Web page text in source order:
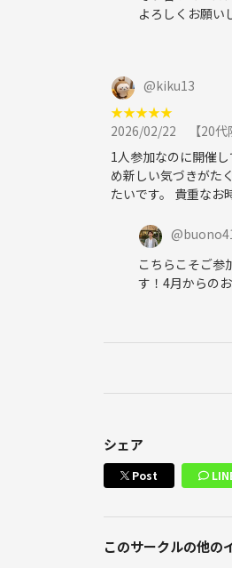
よろしくお願い
@kiku13
★★★★★
2026/02/22
【20
1人参加なのに開催
め新しい気づきがた
たいです。 貴重なお
@
こちらこそご参
す！4月からの
シェア
Post
このサークルの他の